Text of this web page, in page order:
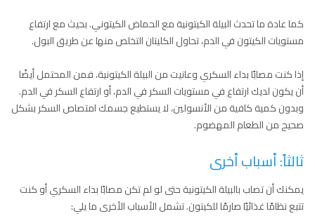
كما عادة ما تحدث البيلة الكيتونية مع الحماض الكيتوني. بحيث مع ارتفاع
مستويات الكيتون في الدم، تحاول الكليتان التخلص منها عن طريق البول.
إذا كنت مصابًا بداء السكري وعانيت من البيلة الكيتونية، فمن المحتمل أيضًا
أن يكون لديك ارتفاع في مستويات السكر في الدم، أو ارتفاع السكر في الدم.
وبدون كمية كافية من الأنسولين، لا يستطيع جسمك امتصاص السكر بشكل
صحيح من الطعام المهضوم.
ثالثاً: أسباب أخرى
يمكنك أن تصاب بالبيلة الكيتونية حتى لو لم تكن مصابًا بداء السكري أو كنت
تتبع نظامًا غذائيًا صارمًا للكيتون. تشمل الأسباب الأخرى ما يلي: